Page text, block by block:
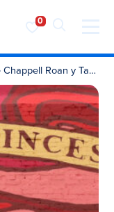
Ponis rosas y coristas: Eventos de Chappell Roan y Taylor Swift en KC